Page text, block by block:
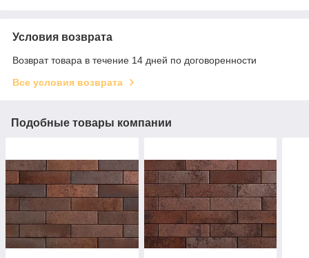
Условия возврата
Возврат товара в течение 14 дней по договоренности
Все условия возврата
Подобные товары компании